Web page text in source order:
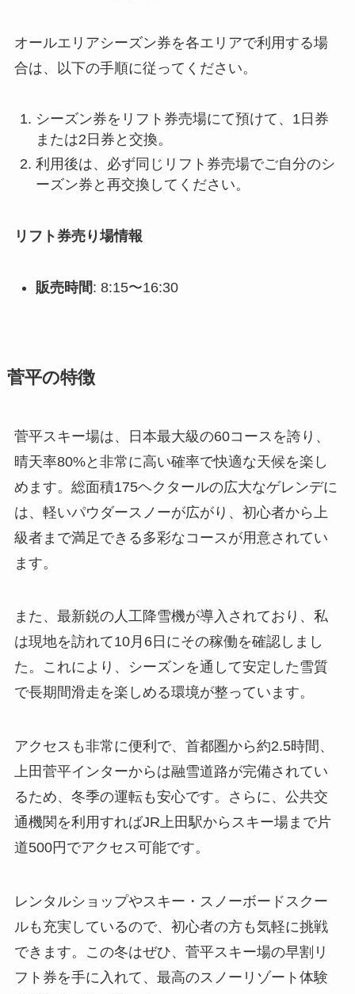
オールエリアシーズン券を各エリアで利用する場
合は、以下の手順に従ってください。
シーズン券をリフト券売場にて預けて、1日券
または2日券と交換。
利用後は、必ず同じリフト券売場でご自分のシ
ーズン券と再交換してください。
リフト券売り場情報
販売時間: 8:15〜16:30
菅平の特徴
菅平スキー場は、日本最大級の60コースを誇り、
晴天率80%と非常に高い確率で快適な天候を楽し
めます。総面積175ヘクタールの広大なゲレンデに
は、軽いパウダースノーが広がり、初心者から上
級者まで満足できる多彩なコースが用意されてい
ます。
また、最新鋭の人工降雪機が導入されており、私
は現地を訪れて10月6日にその稼働を確認しまし
た。これにより、シーズンを通して安定した雪質
で長期間滑走を楽しめる環境が整っています。
アクセスも非常に便利で、首都圏から約2.5時間、
上田菅平インターからは融雪道路が完備されてい
るため、冬季の運転も安心です。さらに、公共交
通機関を利用すればJR上田駅からスキー場まで片
道500円でアクセス可能です。
レンタルショップやスキー・スノーボードスクー
ルも充実しているので、初心者の方も気軽に挑戦
できます。この冬はぜひ、菅平スキー場の早割リ
フト券を手に入れて、最高のスノーリゾート体験